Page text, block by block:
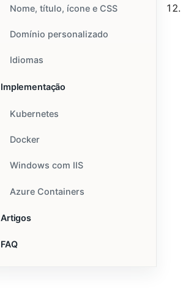
Nome, título, ícone e CSS
Domínio personalizado
Idiomas
Implementação
Kubernetes
Docker
Windows com IIS
Azure Containers
Artigos
FAQ